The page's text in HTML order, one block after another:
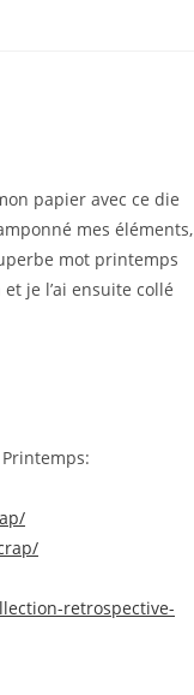
papier avec ce die
mes éléments,
mot printemps
je l’ai ensuite collé
retrospective-